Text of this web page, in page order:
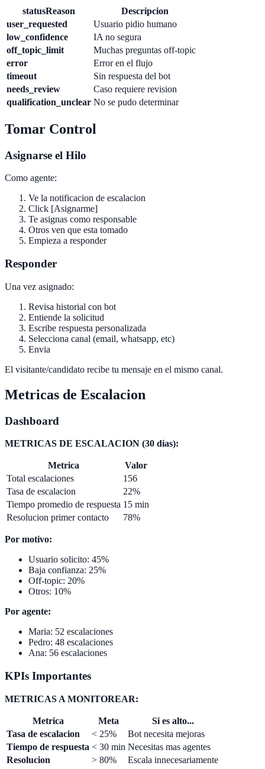
statusReason
Descripcion
user_requested
Usuario pidio humano
low_confidence
IA no segura
off_topic_limit
Muchas preguntas off-topic
error
Error en el flujo
timeout
Sin respuesta del bot
needs_review
Caso requiere revision
qualification_unclear No se pudo determinar
Tomar Control
Asignarse el Hilo
Como agente:
Ve la notificacion de escalacion
Click [Asignarme]
Te asignas como responsable
Otros ven que esta tomado
Empieza a responder
Responder
Una vez asignado:
Revisa historial con bot
Entiende la solicitud
Escribe respuesta personalizada
Selecciona canal (email, whatsapp, etc)
Envia
El visitante/candidato recibe tu mensaje en el mismo canal.
Metricas de Escalacion
Dashboard
METRICAS DE ESCALACION (30 dias):
Metrica
Valor
Total escalaciones
156
Tasa de escalacion
22%
Tiempo promedio de respuesta 15 min
Resolucion primer contacto
78%
Por motivo:
Usuario solicito: 45%
Baja confianza: 25%
Off-topic: 20%
Otros: 10%
Por agente:
Maria: 52 escalaciones
Pedro: 48 escalaciones
Ana: 56 escalaciones
KPIs Importantes
METRICAS A MONITOREAR:
Metrica Meta
Si es alto...
Tasa de escalacion
< 25%
Bot necesita mejoras
Tiempo de respuesta < 30 min Necesitas mas agentes
Resolucion
> 80% Escala innecesariamente